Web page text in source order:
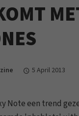
5 April 2013
Note een trend